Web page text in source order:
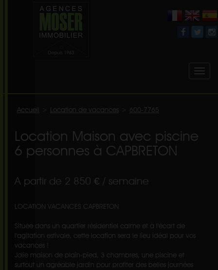
Accueil Location de vacances 600-7765
Location Maison avec piscine
6 personnes à CAPBRETON
A partir de 2 850 € / semaine
LOCATION VACANCES CAPBRETON
Située dans un quartier résidentiel calme et à l'écart de
l'agitation estivale, cette location sera le lieu idéal pour vos
vacances !
Jolie maison de plain-pied, 3 chambres, une piscine et
surtout un agréable jardin pour profiter des belles journées